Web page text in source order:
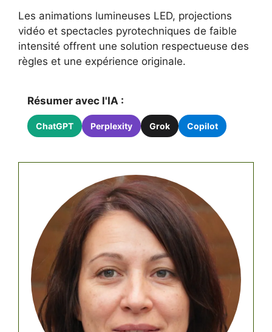
Les animations lumineuses LED, projections
vidéo et spectacles pyrotechniques de faible
intensité offrent une solution respectueuse des
règles et une expérience originale.
Résumer avec l'IA :
ChatGPT Perplexity Grok Copilot